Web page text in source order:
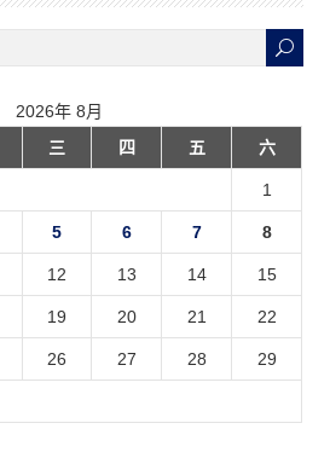
2026年 8月
三 四 五 六
1
5 6 7 8
12 13 14 15
19 20 21 22
26 27 28 29